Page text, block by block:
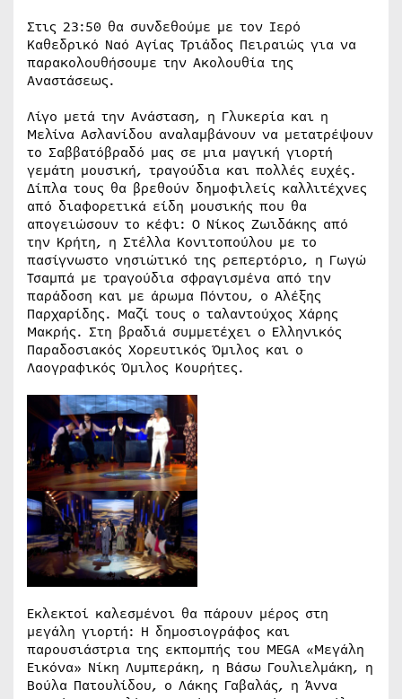
Στις 23:50 θα συνδεθούμε με τον Ιερό
Καθεδρικό Ναό Αγίας Τριάδος Πειραιώς για να
παρακολουθήσουμε την Ακολουθία της
Αναστάσεως.
Λίγο μετά την Ανάσταση, η Γλυκερία και η
Μελίνα Ασλανίδου αναλαμβάνουν να μετατρέψουν
το Σαββατόβραδό μας σε μια μαγική γιορτή
γεμάτη μουσική, τραγούδια και πολλές ευχές.
Δίπλα τους θα βρεθούν δημοφιλείς καλλιτέχνες
από διαφορετικά είδη μουσικής που θα
απογειώσουν το κέφι: Ο Νίκος Ζωιδάκης από
την Κρήτη, η Στέλλα Κονιτοπούλου με το
πασίγνωστο νησιώτικό της ρεπερτόριο, η Γωγώ
Τσαμπά με τραγούδια σφραγισμένα από την
παράδοση και με άρωμα Πόντου, ο Αλέξης
Παρχαρίδης. Μαζί τους ο ταλαντούχος Χάρης
Μακρής. Στη βραδιά συμμετέχει ο Ελληνικός
Παραδοσιακός Χορευτικός Όμιλος και ο
Λαογραφικός Όμιλος Κουρήτες.
Εκλεκτοί καλεσμένοι θα πάρουν μέρος στη
μεγάλη γιορτή: Η δημοσιογράφος και
παρουσιάστρια της εκπομπής του MEGA «Μεγάλη
Εικόνα» Νίκη Λυμπεράκη, η Βάσω Γουλιελμάκη, η
Βούλα Πατουλίδου, ο Λάκης Γαβαλάς, η Άννα